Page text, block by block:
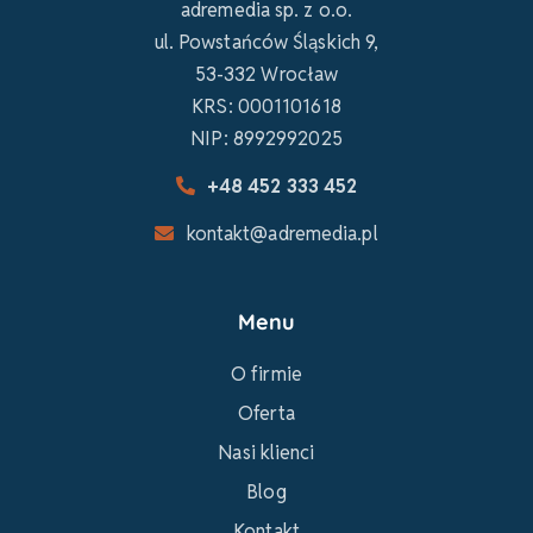
adremedia sp. z o.o.
ul. Powstańców Śląskich 9,
53-332 Wrocław
KRS: 0001101618
NIP: 8992992025
+48 452 333 452
kontakt@adremedia.pl
Menu
O firmie
Oferta
Nasi klienci
Blog